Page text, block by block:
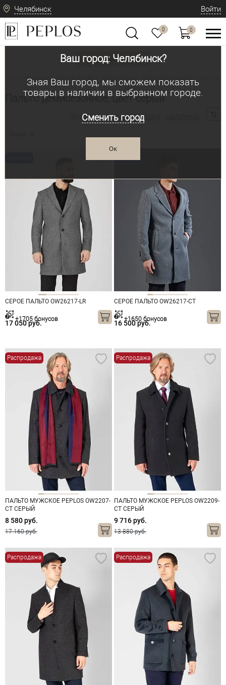
Челябинск
Ваш город: Челябинск?
Зная Ваш город, мы сможем показать
товары в наличии в выбранном городе.
Сменить город
Ок
Войти
0 0
Вид одежды
Мужская одежда: классическая и современная
Пальто демисезонное, цвет серый
Фильтр по: параметрам
СЕРОЕ ПАЛЬТО OW26217-LR
17 050 руб.
+1705 бонусов
СЕРОЕ ПАЛЬТО OW26217-CT
16 500 руб.
+1650 бонусов
Распродажа
ПАЛЬТО МУЖСКОЕ PEPLOS OW2207-
CT СЕРЫЙ
8 580 руб.
17 160 руб.
Распродажа
ПАЛЬТО МУЖСКОЕ PEPLOS OW2209-
CT СЕРЫЙ
9 716 руб.
13 880 руб.
Распродажа Распродажа